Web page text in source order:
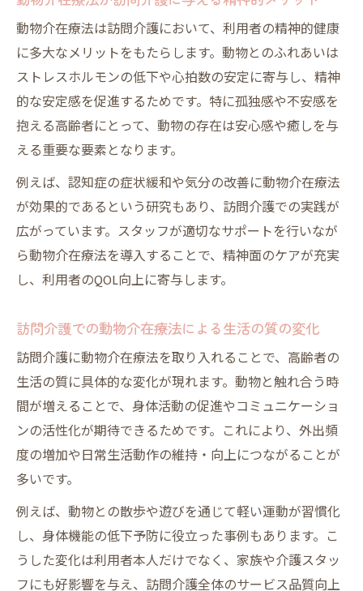
動物介在療法は訪問介護において、利用者の精神的健康
に多大なメリットをもたらします。動物とのふれあいは
ストレスホルモンの低下や心拍数の安定に寄与し、精神
的な安定感を促進するためです。特に孤独感や不安感を
抱える高齢者にとって、動物の存在は安心感や癒しを与
える重要な要素となります。
例えば、認知症の症状緩和や気分の改善に動物介在療法
が効果的であるという研究もあり、訪問介護での実践が
広がっています。スタッフが適切なサポートを行いなが
ら動物介在療法を導入することで、精神面のケアが充実
し、利用者のQOL向上に寄与します。
訪問介護での動物介在療法による生活の質の変化
訪問介護に動物介在療法を取り入れることで、高齢者の
生活の質に具体的な変化が現れます。動物と触れ合う時
間が増えることで、身体活動の促進やコミュニケーショ
ンの活性化が期待できるためです。これにより、外出頻
度の増加や日常生活動作の維持・向上につながることが
多いです。
例えば、動物との散歩や遊びを通じて軽い運動が習慣化
し、身体機能の低下予防に役立った事例もあります。こ
うした変化は利用者本人だけでなく、家族や介護スタッ
フにも好影響を与え、訪問介護全体のサービス品質向上